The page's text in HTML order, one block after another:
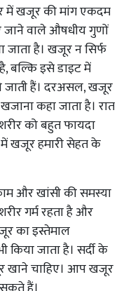
में खजूर की मांग एकदम
वाले औषधीय गुणों
है। खजूर न सिर्फ
बल्कि इसे डाइट में
जाती हैं। दरअसल, खजूर
कहा जाता है। रात
को बहुत फायदा
खजूर हमारी सेहत के
और खांसी की समस्या
गर्म रहता है और
का इस्तेमाल
जाता है। सर्दी के
खाने चाहिए। आप खजूर